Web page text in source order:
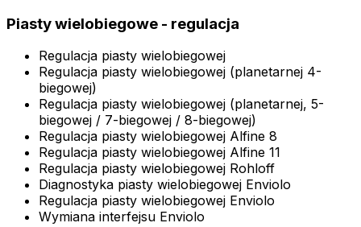
Piasty wielobiegowe - regulacja
Regulacja piasty wielobiegowej
Regulacja piasty wielobiegowej (planetarnej 4-
biegowej)
Regulacja piasty wielobiegowej (planetarnej, 5-
biegowej / 7-biegowej / 8-biegowej)
Regulacja piasty wielobiegowej Alfine 8
Regulacja piasty wielobiegowej Alfine 11
Regulacja piasty wielobiegowej Rohloff
Diagnostyka piasty wielobiegowej Enviolo
Regulacja piasty wielobiegowej Enviolo
Wymiana interfejsu Enviolo